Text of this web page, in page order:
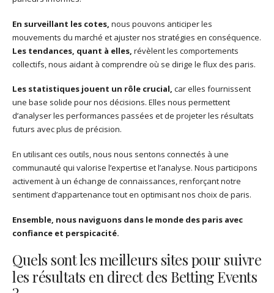
En surveillant les cotes, nous pouvons anticiper les
mouvements du marché et ajuster nos stratégies en conséquence.
Les tendances, quant à elles, révèlent les comportements
collectifs, nous aidant à comprendre où se dirige le flux des paris.
Les statistiques jouent un rôle crucial, car elles fournissent
une base solide pour nos décisions. Elles nous permettent
d’analyser les performances passées et de projeter les résultats
futurs avec plus de précision.
En utilisant ces outils, nous nous sentons connectés à une
communauté qui valorise l’expertise et l’analyse. Nous participons
activement à un échange de connaissances, renforçant notre
sentiment d’appartenance tout en optimisant nos choix de paris.
Ensemble, nous naviguons dans le monde des paris avec
confiance et perspicacité.
Quels sont les meilleurs sites pour suivre
les résultats en direct des Betting Events